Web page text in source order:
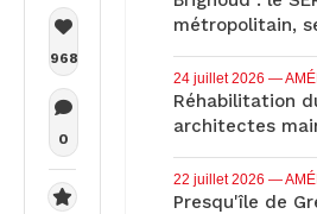
968
0
métropolitain,
24 juillet 2026 —
Réhabilitation
architectes
22 juillet 2026 —
Presqu'île de